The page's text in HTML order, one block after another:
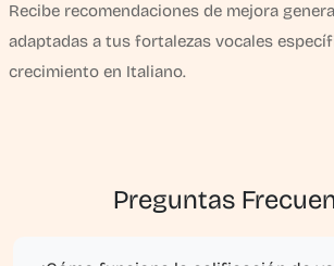
Recibe recomendaciones de mejora
adaptadas a tus fortalezas vocales
crecimiento en Italiano.
Preguntas